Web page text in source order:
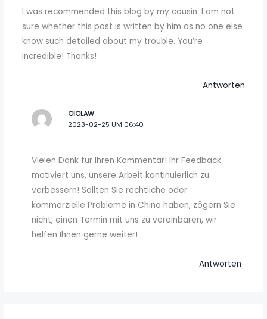
I was recommended this blog by my cousin. I am not
sure whether this post is written by him as no one else
know such detailed about my trouble. You’re
incredible! Thanks!
Antworten
OIOLAW
2023-02-25 UM 06:40
Vielen Dank für Ihren Kommentar! Ihr Feedback
motiviert uns, unsere Arbeit kontinuierlich zu
verbessern! Sollten Sie rechtliche oder
kommerzielle Probleme in China haben, zögern Sie
nicht, einen Termin mit uns zu vereinbaren, wir
helfen Ihnen gerne weiter!
Antworten